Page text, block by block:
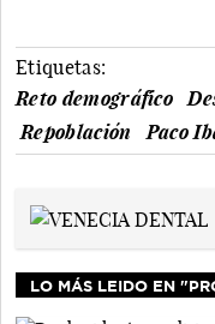
Etiquetas:
Reto demográfico
Repoblación
Paco
LO MÁS LEIDO EN